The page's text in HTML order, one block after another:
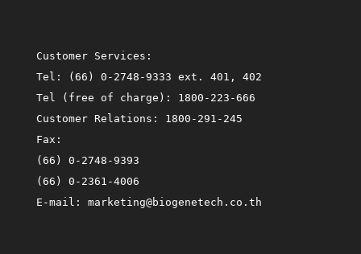
Customer Services:
Tel:
(66) 0-2748-9333 ext. 401, 402
Tel (free of charge): 1800-223-666
Customer Relations: 1800-291-245
Fax:
(66) 0-2748-9393
(66) 0-2361-4006
E-mail: marketing@biogenetech.co.th